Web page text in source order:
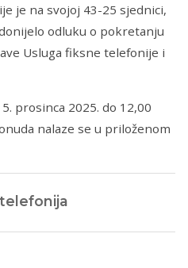
je na svojoj 43-25 sjednici,
odluku o pokretanju
Usluga fiksne telefonije i
prosinca 2025. do 12,00
nalaze se u priloženom